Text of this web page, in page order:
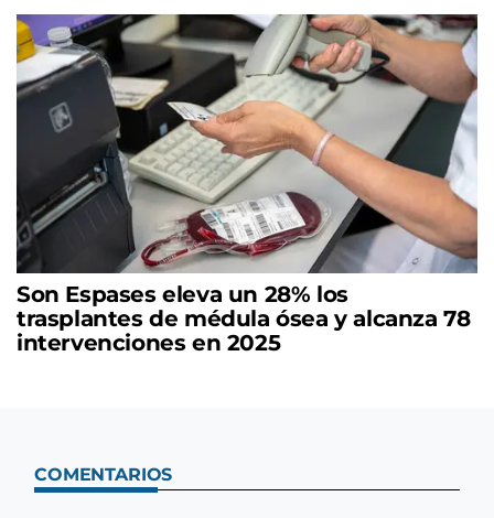
Son Espases eleva un 28% los
trasplantes de médula ósea y alcanza 78
intervenciones en 2025
COMENTARIOS